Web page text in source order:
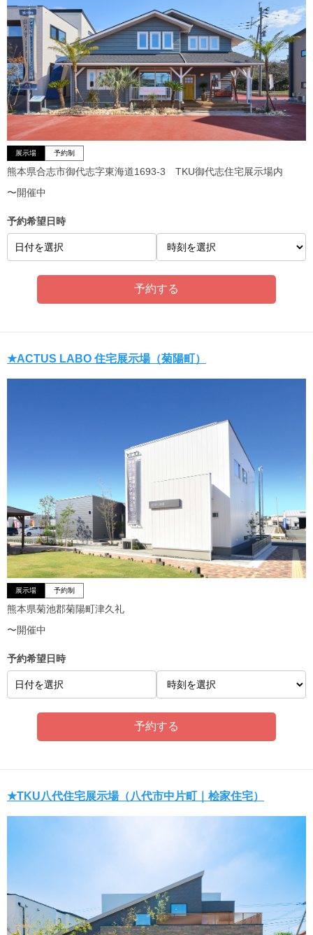
展示場 予約制
熊本県合志市御代志字東海道1693-3 TKU御代志住宅展示場内
〜開催中
予約希望日時
日付を選択
★ACTUS LABO 住宅展示場（菊陽町）
展示場 予約制
熊本県菊池郡菊陽町津久礼
〜開催中
予約希望日時
日付を選択
★TKU八代住宅展示場（八代市中片町｜桧家住宅）